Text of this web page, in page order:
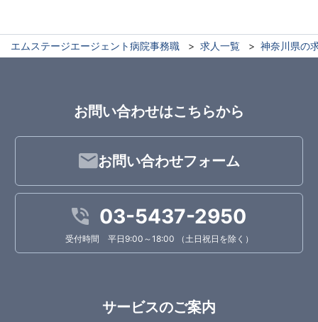
エムステージエージェント病院事務職 求人一覧 神奈川県の
お問い合わせはこちらから
お問い合わせフォーム
03-5437-2950
受付時間 平日9:00～18:00 （土日祝日を除く）
サービスのご案内